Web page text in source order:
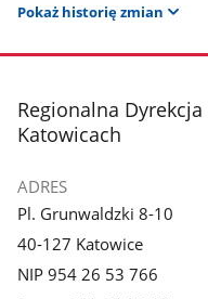
Pokaż historię zmian
stopka
Regionalna
Katowicach
ADRES
Pl. Grunwaldzki 8-10
40-127 Katowice
NIP 954 26 53 766